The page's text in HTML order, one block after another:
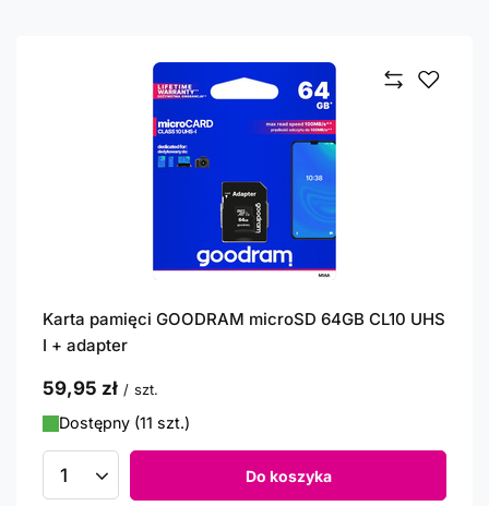
Karta pamięci GOODRAM microSD 64GB CL10 UHS
I + adapter
59,95 zł / szt.
Dostępny (11 szt.)
Ilość produktów Do koszyka